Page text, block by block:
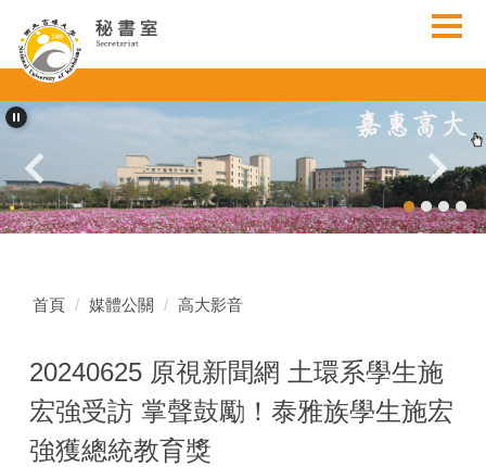
到
主
內
容
首頁 媒體公關 高大影音
20240625 原視新聞網 土環系學生施
宏強受訪 掌聲鼓勵！泰雅族學生施宏
強獲總統教育獎